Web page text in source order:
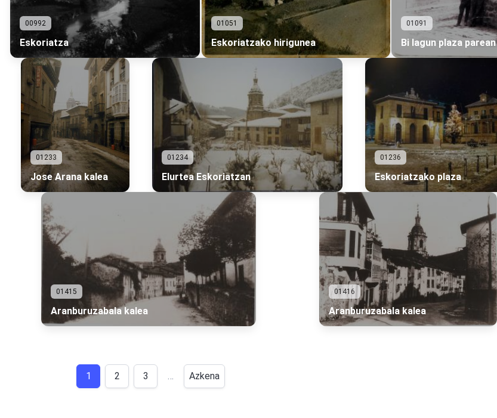
00992
Eskoriatza
01051
Eskoriatzako hirigunea
01091
Bi lagun plaza parean
01233
Jose Arana kalea
01234
Elurtea Eskoriatzan
01236
Eskoriatzako plaza
01415
Aranburuzabala kalea
01416
Aranburuzabala kalea
1 2 3 … Azkena